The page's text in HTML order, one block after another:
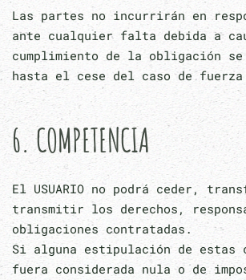
Las partes no incurrirán en
ante cualquier falta debida a
cumplimiento de la obligación se
hasta el cese del caso de fuerza
6. COMPETENCIA
El USUARIO no podrá ceder,
transmitir los derechos,
obligaciones contratadas.
Si alguna estipulación de estas
fuera considerada nula o de